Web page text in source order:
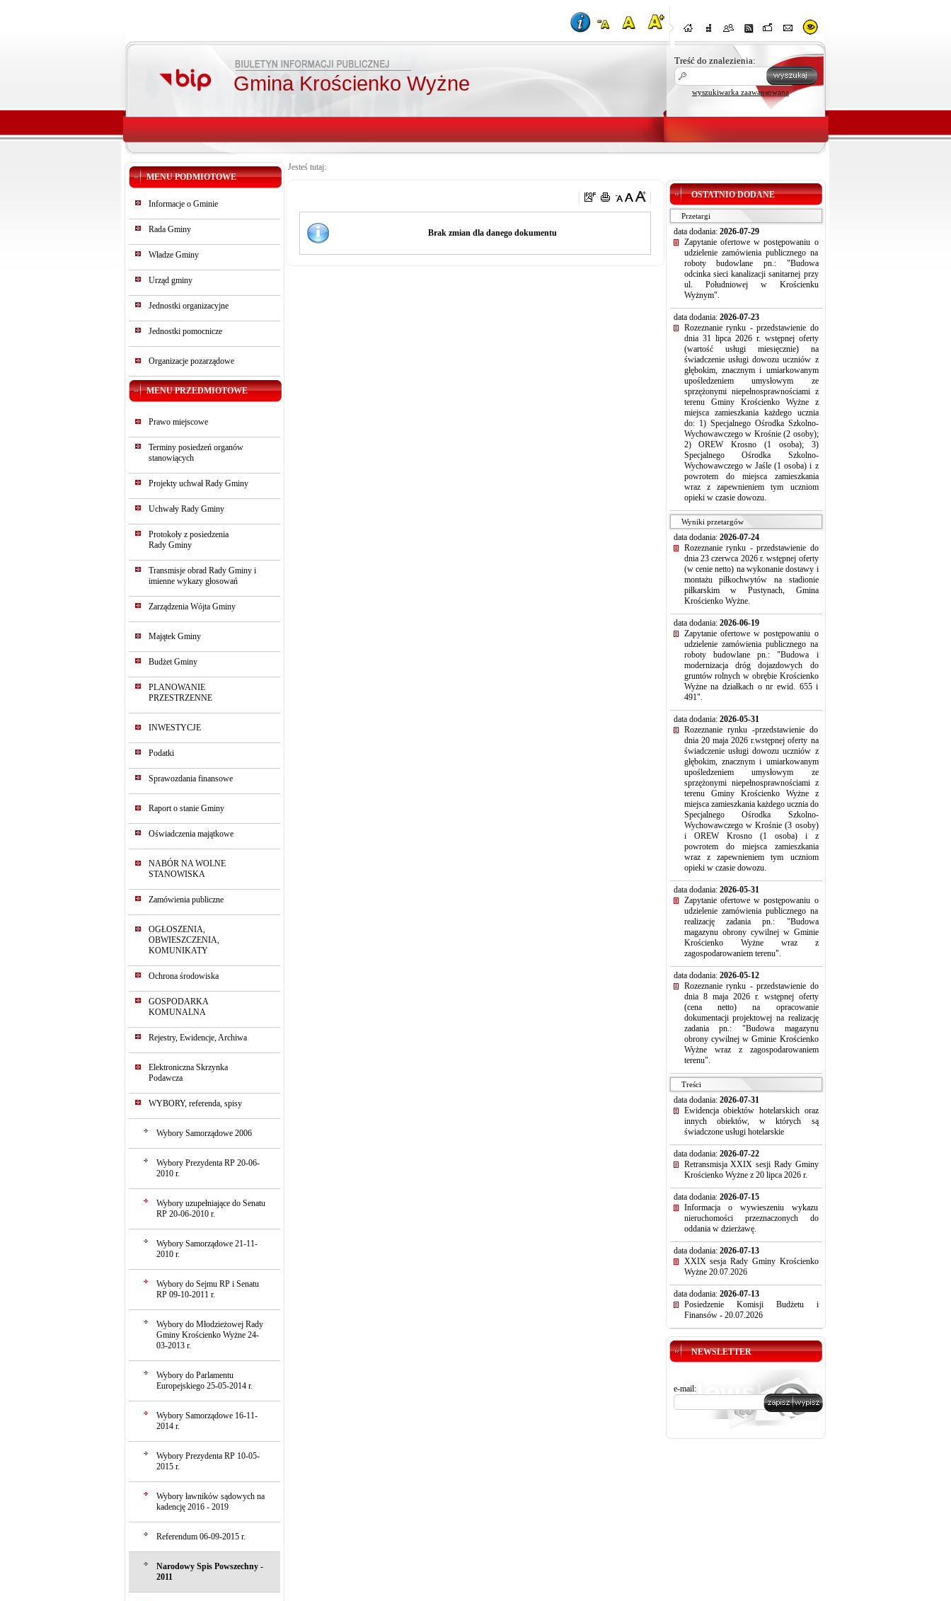
Gmina Krościenko Wyżne
Treść do znalezienia:
wyszukiwarka zaawansowana
MENU PODMIOTOWE
Informacje o Gminie
Rada Gminy
Władze Gminy
Urząd gminy
Jednostki organizacyjne
Jednostki pomocnicze
Organizacje pozarządowe
MENU PRZEDMIOTOWE
Prawo miejscowe
Terminy posiedzeń organów
stanowiących
Projekty uchwał Rady Gminy
Uchwały Rady Gminy
Protokoły z posiedzenia
Rady Gminy
Transmisje obrad Rady Gminy i
imienne wykazy głosowań
Zarządzenia Wójta Gminy
Majątek Gminy
Budżet Gminy
PLANOWANIE
PRZESTRZENNE
INWESTYCJE
Podatki
Sprawozdania finansowe
Raport o stanie Gminy
Oświadczenia majątkowe
NABÓR NA WOLNE
STANOWISKA
Zamówienia publiczne
OGŁOSZENIA,
OBWIESZCZENIA,
KOMUNIKATY
Ochrona środowiska
GOSPODARKA
KOMUNALNA
Rejestry, Ewidencje, Archiwa
Elektroniczna Skrzynka
Podawcza
WYBORY, referenda, spisy
Wybory Samorządowe 2006
Wybory Prezydenta RP 20-06-
2010 r.
Wybory uzupełniające do Senatu
RP 20-06-2010 r.
Wybory Samorządowe 21-11-
2010 r.
Wybory do Sejmu RP i Senatu
RP 09-10-2011 r.
Wybory do Młodzieżowej Rady
Gminy Krościenko Wyżne 24-
03-2013 r.
Wybory do Parlamentu
Europejskiego 25-05-2014 r.
Wybory Samorządowe 16-11-
2014 r.
Wybory Prezydenta RP 10-05-
2015 r.
Wybory ławników sądowych na
kadencję 2016 - 2019
Referendum 06-09-2015 r.
Narodowy Spis Powszechny -
2011
Jesteś tutaj:
Brak zmian dla danego dokumentu
OSTATNIO DODANE
Przetargi
data dodania: 2026-07-29
Zapytanie ofertowe w postępowaniu o
udzielenie zamówienia publicznego na
roboty budowlane pn.: "Budowa
odcinka sieci kanalizacji sanitarnej przy
ul. Południowej w Krościenku
Wyżnym".
data dodania: 2026-07-23
Rozeznanie rynku - przedstawienie do
dnia 31 lipca 2026 r. wstępnej oferty
(wartość usługi miesięcznie) na
świadczenie usługi dowozu uczniów z
głębokim, znacznym i umiarkowanym
upośledzeniem umysłowym ze
sprzężonymi niepełnosprawnościami z
terenu Gminy Krościenko Wyżne z
miejsca zamieszkania każdego ucznia
do: 1) Specjalnego Ośrodka Szkolno-
Wychowawczego w Krośnie (2 osoby);
2) OREW Krosno (1 osoba); 3)
Specjalnego Ośrodka Szkolno-
Wychowawczego w Jaśle (1 osoba) i z
powrotem do miejsca zamieszkania
wraz z zapewnieniem tym uczniom
opieki w czasie dowozu.
Wyniki przetargów
data dodania: 2026-07-24
Rozeznanie rynku - przedstawienie do
dnia 23 czerwca 2026 r. wstępnej oferty
(w cenie netto) na wykonanie dostawy i
montażu piłkochwytów na stadionie
piłkarskim w Pustynach, Gmina
Krościenko Wyżne.
data dodania: 2026-06-19
Zapytanie ofertowe w postępowaniu o
udzielenie zamówienia publicznego na
roboty budowlane pn.: "Budowa i
modernizacja dróg dojazdowych do
gruntów rolnych w obrębie Krościenko
Wyżne na działkach o nr ewid. 655 i
491".
data dodania: 2026-05-31
Rozeznanie rynku -przedstawienie do
dnia 20 maja 2026 r.wstępnej oferty na
świadczenie usługi dowozu uczniów z
głębokim, znacznym i umiarkowanym
upośledzeniem umysłowym ze
sprzężonymi niepełnosprawnościami z
terenu Gminy Krościenko Wyżne z
miejsca zamieszkania każdego ucznia do
Specjalnego Ośrodka Szkolno-
Wychowawczego w Krośnie (3 osoby)
i OREW Krosno (1 osoba) i z
powrotem do miejsca zamieszkania
wraz z zapewnieniem tym uczniom
opieki w czasie dowozu.
data dodania: 2026-05-31
Zapytanie ofertowe w postępowaniu o
udzielenie zamówienia publicznego na
realizację zadania pn.: "Budowa
magazynu obrony cywilnej w Gminie
Krościenko Wyżne wraz z
zagospodarowaniem terenu".
data dodania: 2026-05-12
Rozeznanie rynku - przedstawienie do
dnia 8 maja 2026 r. wstępnej oferty
(cena netto) na opracowanie
dokumentacji projektowej na realizację
zadania pn.: "Budowa magazynu
obrony cywilnej w Gminie Krościenko
Wyżne wraz z zagospodarowaniem
terenu".
Treści
data dodania: 2026-07-31
Ewidencja obiektów hotelarskich oraz
innych obiektów, w których są
świadczone usługi hotelarskie
data dodania: 2026-07-22
Retransmisja XXIX sesji Rady Gminy
Krościenko Wyżne z 20 lipca 2026 r.
data dodania: 2026-07-15
Informacja o wywieszeniu wykazu
nieruchomości przeznaczonych do
oddania w dzierżawę.
data dodania: 2026-07-13
XXIX sesja Rady Gminy Krościenko
Wyżne 20.07.2026
data dodania: 2026-07-13
Posiedzenie Komisji Budżetu i
Finansów - 20.07.2026
NEWSLETTER
e-mail: